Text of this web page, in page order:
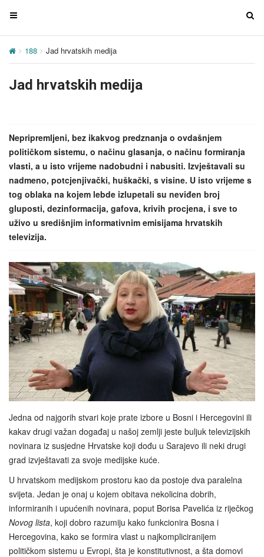
T
g
e
i
g
a
t
i
o
n
T
t
188 Jad hrvatskih medija
Jad hrvatskih medija
Nepripremljeni, bez ikakvog predznanja o ovdašnjem
političkom sistemu, o načinu glasanja, o načinu formiranja
vlasti, a u isto vrijeme nadobudni i nabusiti. Izvještavali su
nadmeno, potcjenjivački, huškački, s visine. U isto vrijeme s
tog oblaka na kojem lebde izlupetali su neviđen broj
gluposti, dezinformacija, gafova, krivih procjena, i sve to
uživo u središnjim informativnim emisijama hrvatskih
televizija.
Jedna od najgorih stvari koje prate izbore u Bosni i Hercegovini ili
kakav drugi važan događaj u našoj zemlji jeste buljuk televizijskih
novinara iz susjedne Hrvatske koji dođu u Sarajevo ili neki drugi
grad izvještavati za svoje medijske kuće.
U hrvatskom medijskom prostoru kao da postoje dva paralelna
svijeta. Jedan je onaj u kojem obitava nekolicina dobrih,
informiranih i upućenih novinara, poput Borisa Pavelića iz riječkog
Novog lista, koji dobro razumiju kako funkcionira Bosna i
Hercegovina, kako se formira vlast u najkompliciranijem
političkom sistemu u Evropi, šta je konstitutivnost, a šta domovi